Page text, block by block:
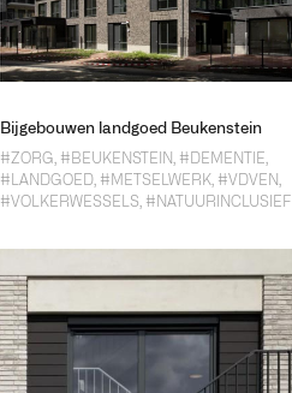
Bijgebouwen landgoed Beukenstein
#ZORG, #BEUKENSTEIN, #DEMENTIE,
#LANDGOED, #METSELWERK, #VDVEN,
#VOLKERWESSELS, #NATUURINCLUSIEF